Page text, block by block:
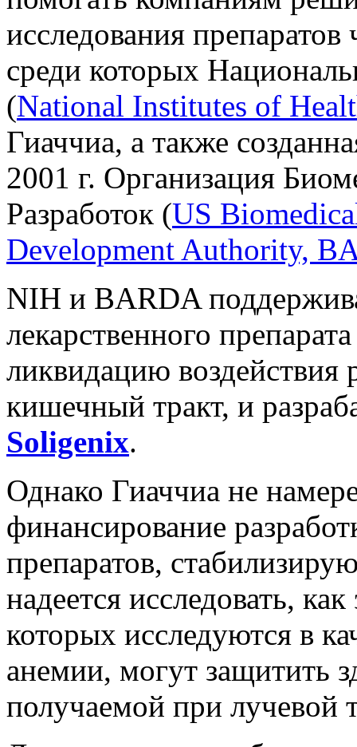
исследования
среди которых
(National Institutes of
Гиаччиа, а также
2001 г. Организация
Разработок (US
Development Authority,
NIH и BARDA
лекарственного
ликвидацию воздействия
кишечный тракт, и
Soligenix.
Однако Гиаччиа не
финансирование
препаратов,
надеется исследовать,
которых исследуются в
анемии, могут защитить
получаемой при лучевой